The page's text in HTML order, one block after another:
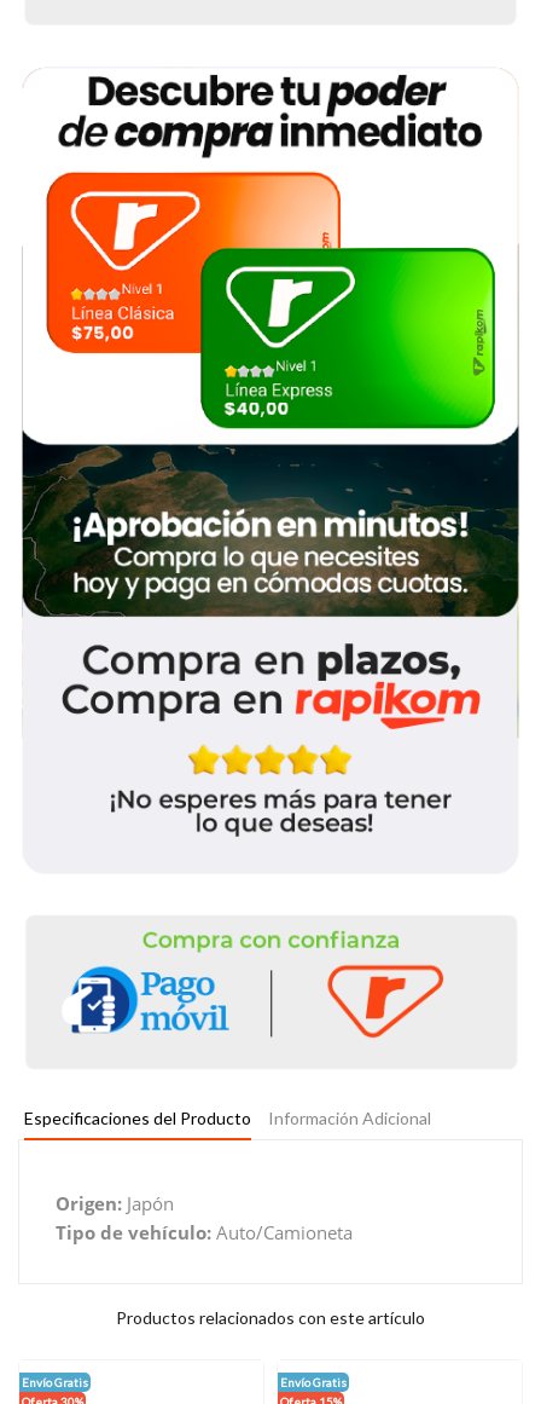
Especificaciones del Producto Información Adicional
Origen: Japón
Tipo de vehículo: Auto/Camioneta
Productos relacionados con este artículo
Envío Gratis
Envío Gratis